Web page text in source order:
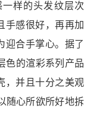
样的头发纹层次
手感很好，再再加
迎合手掌心。据了
色的渲彩系列产品
，并且十分之美观
随心所欲所好地拆